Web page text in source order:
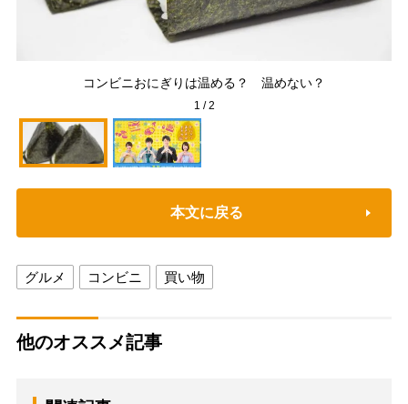
コンビニおにぎりは温める？ 温めない？
1 /2
本文に戻る
グルメ コンビニ 買い物
他のオススメ記事